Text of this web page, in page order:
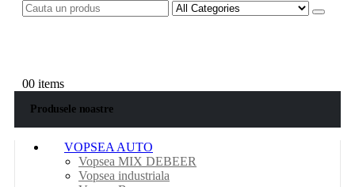
00 items
Produsele noastre
VOPSEA AUTO
Vopsea MIX DEBEER
Vopsea industriala